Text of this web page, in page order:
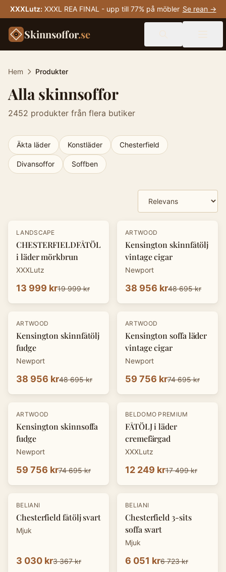
XXXLutz: XXXL REA FINAL - upp till 77% på möbler Se rean →
Skinnsoffor.se
Hem Produkter
Alla skinnsoffor
2452 produkter från flera butiker
Äkta läder Konstläder Chesterfield
Divansoffor Soffben
- 30%
LANDSCAPE
CHESTERFIELDFÅTÖLJ
i läder mörkbrun
XXXLutz
13 999 kr19 999 kr
-20%
ARTWOOD
Kensington skinnfåtölj
vintage cigar
Newport
38 956 kr48 695 kr
-20%
ARTWOOD
Kensington skinnfåtölj
fudge
Newport
38 956 kr48 695 kr
-20%
ARTWOOD
Kensington soffa läder
vintage cigar
Newport
59 756 kr74 695 kr
-20%
ARTWOOD
Kensington skinnsoffa
fudge
Newport
59 756 kr74 695 kr
-30 %
BELDOMO PREMIUM
FÅTÖLJ i läder
cremefärgad
XXXLutz
12 249 kr17 499 kr
-10 %
BELIANI
Chesterfield fåtölj svart
Mjuk
3 030 kr3 367 kr
-10 %
BELIANI
Chesterfield 3-sits
soffa svart
Mjuk
6 051 kr6 723 kr